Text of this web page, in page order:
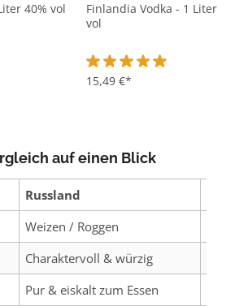
40% vol
von 4.7 von 5 Sternen
Finlandia Vodka - 1 Liter
vol
Durchschnittliche
15,49 €*
auf einen Blick
Russland
Weizen / Roggen
Charaktervoll & würzig
Pur & eiskalt zum Essen